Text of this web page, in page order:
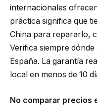
internacionales
práctica significa que
China para repararlo,
Verifica siempre
España. La garantía
local en menos de 10
No comparar precios